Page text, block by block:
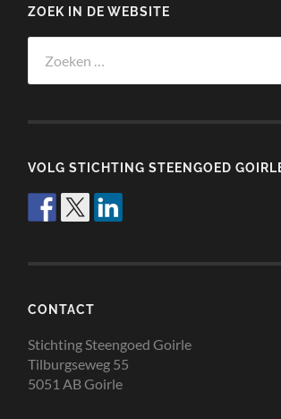
ZOEK IN DE WEBSITE
naar:
VOLG STICHTING STEENGOED
CONTACT
Stichting Steengoed Goirle
Tilburgseweg 55
5051 AB Goirle